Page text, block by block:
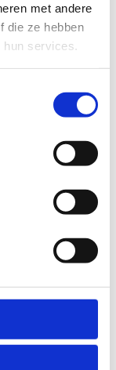
met andere
die ze hebben
services.